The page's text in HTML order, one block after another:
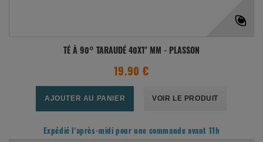
TÉ À 90° TARAUDÉ 40X1" MM - PLASSON
19.90 €
AJOUTER AU PANIER VOIR LE PRODUIT
Expédié l'après-midi pour une commande avant 11h